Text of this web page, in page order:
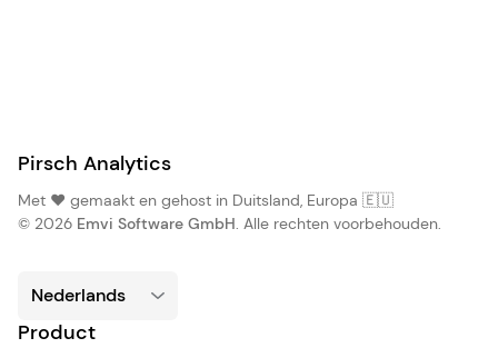
Pirsch Analytics
Met ❤️ gemaakt en gehost in Duitsland, Europa 🇪🇺
© 2026 Emvi Software GmbH. Alle rechten voorbehouden.
Product